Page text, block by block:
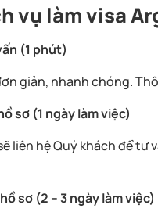
vụ làm visa
(1 phút)
giản, nhanh chóng.
sơ (1 ngày làm việc)
liên hệ Quý khách để
sơ (2 – 3 ngày làm việc)